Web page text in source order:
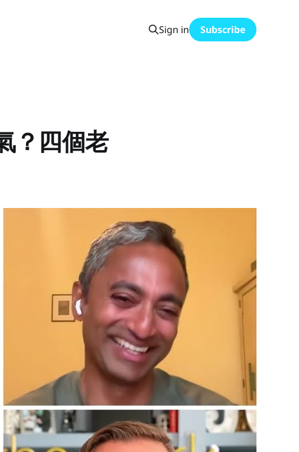
Sign in Subscribe
？四個老